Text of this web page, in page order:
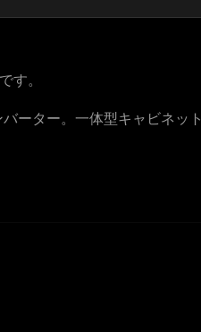
す。
ーター。一体型キャビネット